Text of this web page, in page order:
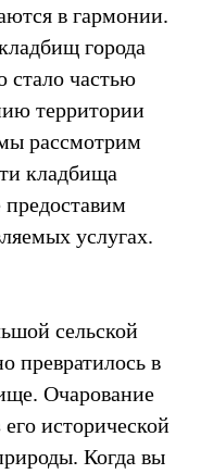
в гармонии.
города
стало частью
территории
рассмотрим
кладбища
услугах.
сельской
превратилось в
Очарование
его исторической
Когда вы